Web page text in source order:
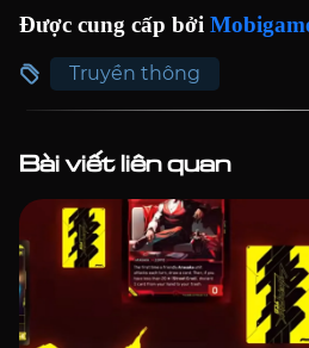
Được cung cấp bởi
Truyền thông
Bài viết liên quan